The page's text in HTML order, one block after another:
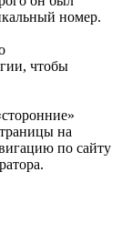
номер.
чтобы
на
по сайту